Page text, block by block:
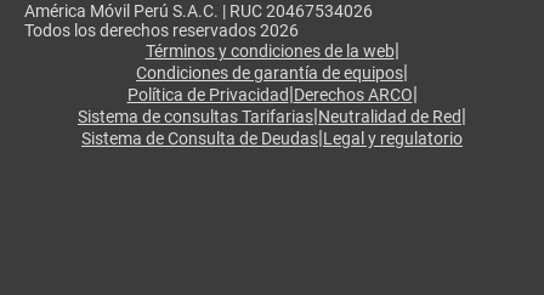
América Móvil Perú S.A.C. | RUC 20467534026
Todos los derechos reservados 2026
Términos y condiciones de la web|
Condiciones de garantía de equipos|
Política de Privacidad|Derechos ARCO|
Sistema de consultas Tarifarias|Neutralidad de Red|
Sistema de Consulta de Deudas|Legal y regulatorio